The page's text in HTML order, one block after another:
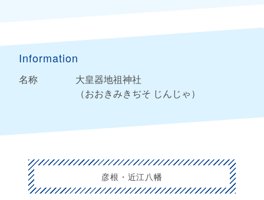
Information
名称
大皇器地祖神社
（おおきみきぢそ じんじゃ）
彦根・近江八幡